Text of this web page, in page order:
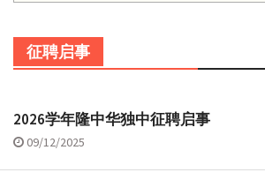
征聘启事
2026学年隆中华独中征聘启事
09/12/2025